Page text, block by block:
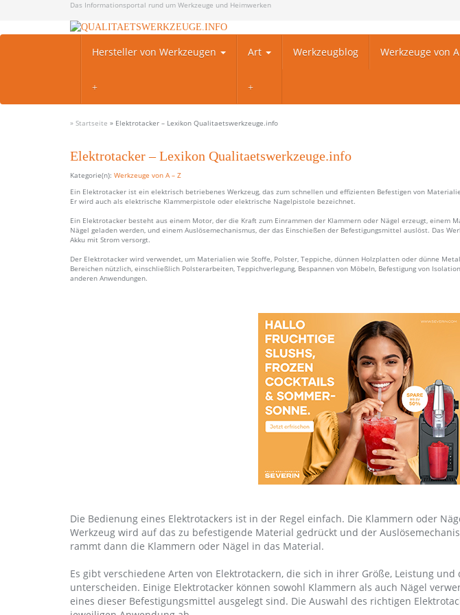
main
Das Informationsportal rund um Werkzeuge und Heimwerken
Hersteller von Werkzeugen Art Werkzeugblog Werkzeuge von
» Startseite » Elektrotacker – Lexikon Qualitaetswerkzeuge.info
Elektrotacker – Lexikon Qualitaetswerkzeuge.info
Kategorie(n): Werkzeuge von A – Z
Ein Elektrotacker ist ein elektrisch betriebenes Werkzeug, das zum schnellen und effizienten Befestigen von
Er wird auch als elektrische Klammerpistole oder elektrische Nagelpistole bezeichnet.
Ein Elektrotacker besteht aus einem Motor, der die Kraft zum Einrammen der Klammern oder Nägel erzeugt, einem
Nägel geladen werden, und einem Auslösemechanismus, der das Einschießen der Befestigungsmittel auslöst. Das
Akku mit Strom versorgt.
Der Elektrotacker wird verwendet, um Materialien wie Stoffe, Polster, Teppiche, dünnen Holzplatten oder dünne
Bereichen nützlich, einschließlich Polsterarbeiten, Teppichverlegung, Bespannen von Möbeln, Befestigung von
anderen Anwendungen.
Die Bedienung eines Elektrotackers ist in der Regel einfach. Die Klammern oder
Werkzeug wird auf das zu befestigende Material gedrückt und der
rammt dann die Klammern oder Nägel in das Material.
Es gibt verschiedene Arten von Elektrotackern, die sich in ihrer Größe, Leistung
unterscheiden. Einige Elektrotacker können sowohl Klammern als auch Nägel
eines dieser Befestigungsmittel ausgelegt sind. Die Auswahl des richtigen